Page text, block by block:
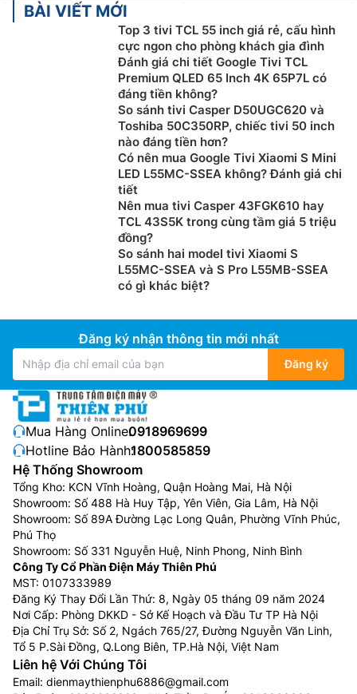
BÀI VIẾT MỚI
Top 3 tivi TCL 55 inch giá rẻ, cấu hình
cực ngon cho phòng khách gia đình
Đánh giá chi tiết Google Tivi TCL
Premium QLED 65 Inch 4K 65P7L có
đáng tiền không?
So sánh tivi Casper D50UGC620 và
Toshiba 50C350RP, chiếc tivi 50 inch
nào đáng tiền hơn?
Có nên mua Google Tivi Xiaomi S Mini
LED L55MC-SSEA không? Đánh giá chi
tiết
Nên mua tivi Casper 43FGK610 hay
TCL 43S5K trong cùng tầm giá 5 triệu
đồng?
So sánh hai model tivi Xiaomi S
L55MC-SSEA và S Pro L55MB-SSEA
có gì khác biệt?
Đăng ký nhận thông tin mới nhất
Đăng ký
Mua Hàng Online:0918969699
Hotline Bảo Hành:1800585859
Hệ Thống Showroom
Tổng Kho: KCN Vĩnh Hoàng, Quận Hoàng Mai, Hà Nội
Showroom: Số 488 Hà Huy Tập, Yên Viên, Gia Lâm, Hà Nội
Showroom: Số 89A Đường Lạc Long Quân, Phường Vĩnh Phúc,
Phú Thọ
Showroom: Số 331 Nguyễn Huệ, Ninh Phong, Ninh Bình
Công Ty Cổ Phần Điện Máy Thiên Phú
MST: 0107333989
Đăng Ký Thay Đổi Lần Thứ: 8, Ngày 05 tháng 09 năm 2024
Nơi Cấp: Phòng DKKD - Sở Kế Hoạch và Đầu Tư TP Hà Nội
Địa Chỉ Trụ Sở: Số 2, Ngách 765/27, Đường Nguyễn Văn Linh,
Tổ 5 P.Sài Đồng, Q.Long Biên, TP.Hà Nội, Việt Nam
Liên hệ Với Chúng Tôi
Email: dienmaythienphu6886@gmail.com